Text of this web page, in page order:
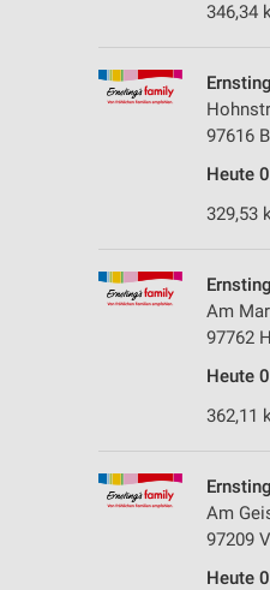
346,34
97616
Heute
329,53
Am
97762
Heute
362,11
Am
97209
Heute